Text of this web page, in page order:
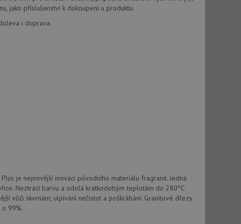
jako příslušenství k dokoupení u produktu.
i doprava.
je nejnovější inovací původního materiálu fragranit. Jedná
Neztrácí barvu a odolá krátkodobým teplotám do 280°C.
vůči skvrnám, ulpívání nečistot a poškrábání. Granitové dřezy
99%.
kterou koncový uživatel
ale pokud je
ke sledování
vložená do
webu používá novou